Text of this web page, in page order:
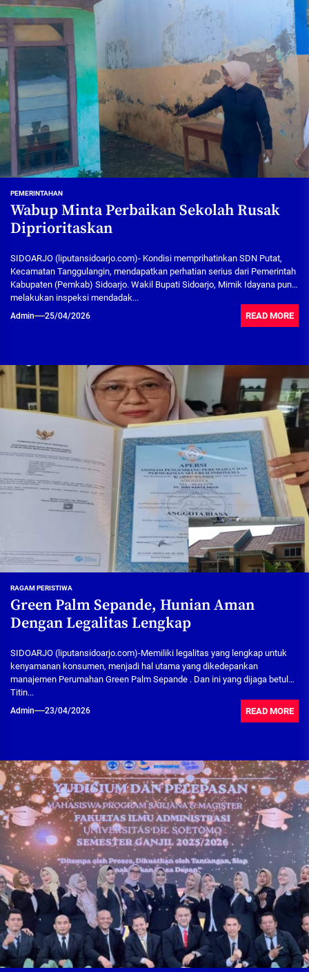
PEMERINTAHAN
Wabup Minta Perbaikan Sekolah Rusak
Diprioritaskan
SIDOARJO (liputansidoarjo.com)- Kondisi memprihatinkan SDN Putat,
Kecamatan Tanggulangin, mendapatkan perhatian serius dari Pemerintah
Kabupaten (Pemkab) Sidoarjo. Wakil Bupati Sidoarjo, Mimik Idayana pun
melakukan inspeksi mendadak...
Admin 25/04/2026 READ MORE
RAGAM PERISTIWA
Green Palm Sepande, Hunian Aman
Dengan Legalitas Lengkap
SIDOARJO (liputansidoarjo.com)-Memiliki legalitas yang lengkap untuk
kenyamanan konsumen, menjadi hal utama yang dikedepankan
manajemen Perumahan Green Palm Sepande . Dan ini yang dijaga betul
Titin...
Admin 23/04/2026 READ MORE